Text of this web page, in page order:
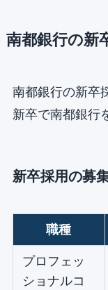
南都銀行の新
南都銀行の新卒
新卒で南都銀行
新卒採用の募
職種
プロフェッ
ショナルコ